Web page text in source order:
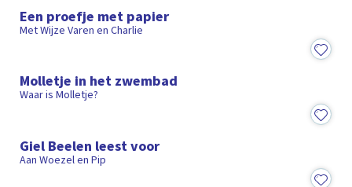
Een proefje met papier
Met Wijze Varen en Charlie
Molletje in het zwembad
Waar is Molletje?
Giel Beelen leest voor
Aan Woezel en Pip